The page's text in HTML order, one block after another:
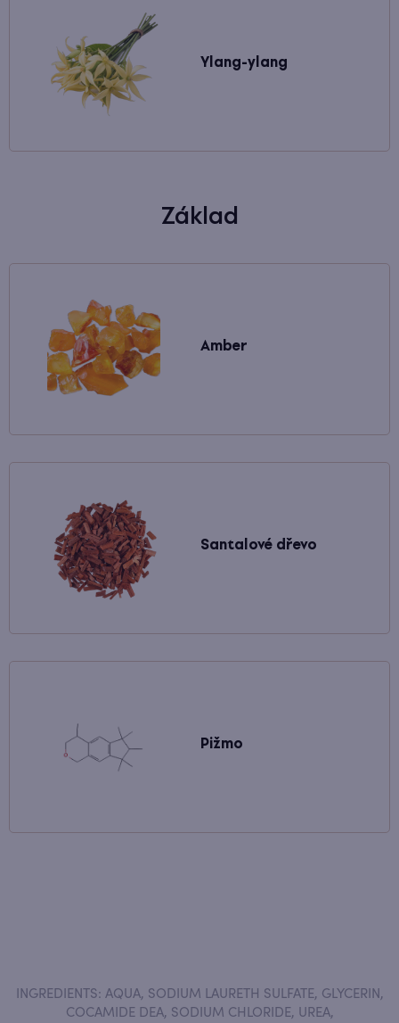
Ylang-ylang
Základ
Amber
Santalové dřevo
Pižmo
INGREDIENTS: AQUA, SODIUM LAURETH SULFATE, GLYCERIN,
COCAMIDE DEA, SODIUM CHLORIDE, UREA,